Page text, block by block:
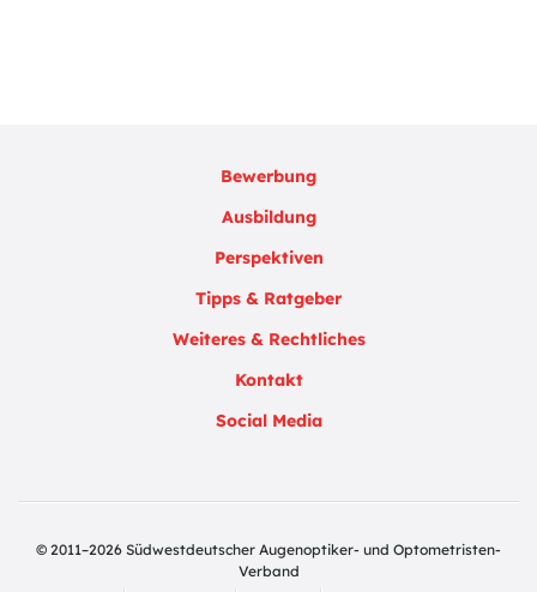
Bewerbung
Ausbildung
Perspektiven
Tipps & Ratgeber
Weiteres & Rechtliches
Kontakt
Social Media
© 2011–2026 Südwestdeutscher Augenoptiker- und Optometristen-
Verband